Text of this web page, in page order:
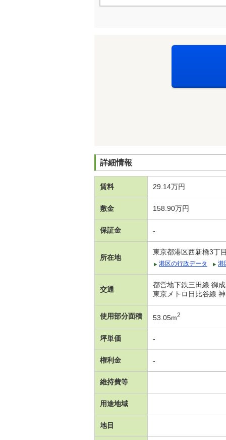
詳細情報
賃料 29.14万円
敷金 158.90万円
保証金 -
所在地
東京都港区西新橋3丁
港区の行政データ 港
交通
都営地下鉄三田線 御
東京メトロ日比谷線
使用部分面積 53.05m2
坪単価 -
権利金 -
維持費等
用途地域
地目